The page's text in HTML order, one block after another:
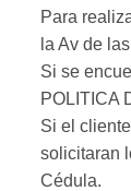
Para
la Av de
Si se
POLITICA
Si el
solicitaran
Cédula.